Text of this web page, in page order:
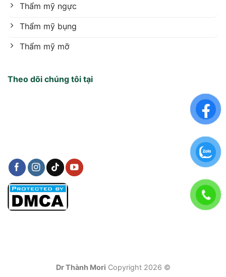
Thẩm mỹ ngực
Thẩm mỹ bụng
Thẩm mỹ mỡ
Theo dõi chúng tôi tại
Dr Thành Mori Copyright 2026 ©